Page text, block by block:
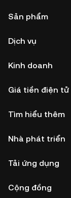
Sản phẩm
Dịch vụ
Kinh doanh
Giá tiền điện tử
Tìm hiểu thêm
Nhà phát triển
Tải ứng dụng
Cộng đồng